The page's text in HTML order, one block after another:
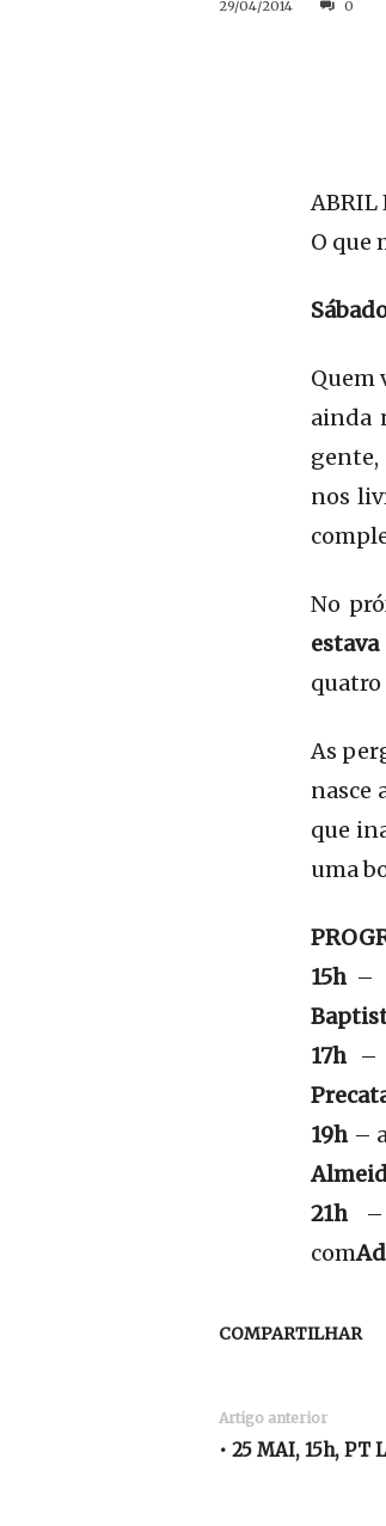
29/04/2014 0
ABRIL
O que
Quem
ainda
gente,
nos
No
quatro
As
nasce
que
uma
15h–
17h–
19h–
21h–
com
COMPARTILHAR
Artigo anterior
• 25 MAI, 15h, PT